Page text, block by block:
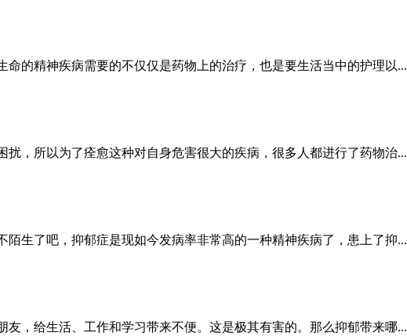
的精神疾病需要的不仅仅是药物上的治疗，也是要生活当中的护理以...
，所以为了痊愈这种对自身危害很大的疾病，很多人都进行了药物治...
生了吧，抑郁症是现如今发病率非常高的一种精神疾病了，患上了抑...
，给生活、工作和学习带来不便。这是极其有害的。那么抑郁带来哪...